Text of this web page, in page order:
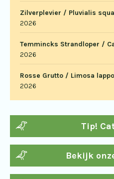
Zilverplevier / Pluvialis
2026
Temmincks Strandloper /
2026
Rosse Grutto / Limosa
2026
Tip!
Bekijk